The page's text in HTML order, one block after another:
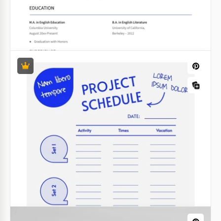
Cornell Notes
Modello vuoto di appunti Cornell